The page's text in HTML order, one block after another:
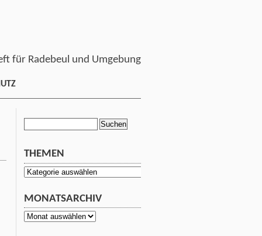
für Radebeul und Umgebung
THEMEN
Themen
MONATSARCHIV
Monatsarchiv